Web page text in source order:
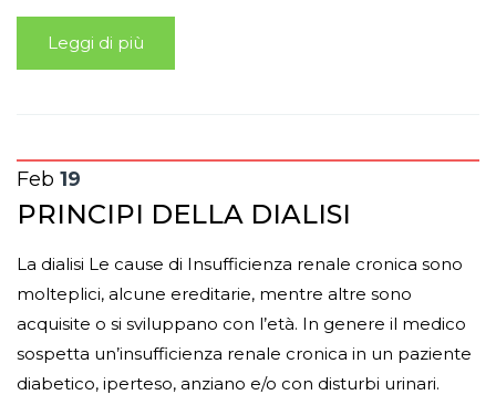
Leggi di più
Feb 19
PRINCIPI DELLA DIALISI
La dialisi Le cause di Insufficienza renale cronica sono
molteplici, alcune ereditarie, mentre altre sono
acquisite o si sviluppano con l’età. In genere il medico
sospetta un’insufficienza renale cronica in un paziente
diabetico, iperteso, anziano e/o con disturbi urinari.